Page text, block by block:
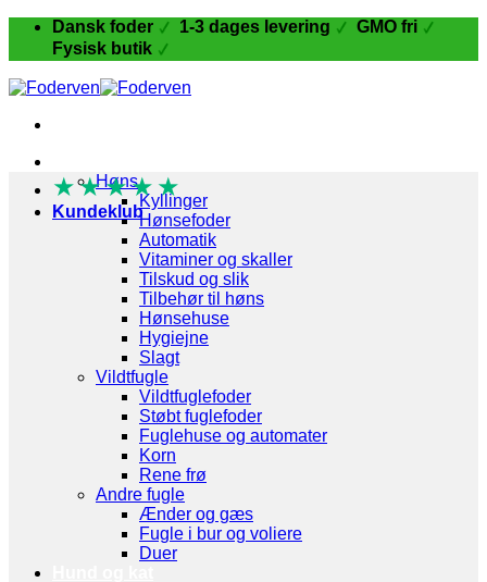
Fortsæt
indhold
Dansk foder 1-3 dages levering
GMO fri
Fysisk butik
Høns
Kyllinger
Hønsefoder
Automatik
Vitaminer og skaller
Tilskud og slik
Tilbehør til høns
Hønsehuse
Hygiejne
Slagt
Vildtfugle
Vildtfuglefoder
Støbt fuglefoder
Fuglehuse og automater
Korn
Rene frø
Andre fugle
Ænder og gæs
Fugle i bur og voliere
Duer
★★★★ ★
Kundeklub